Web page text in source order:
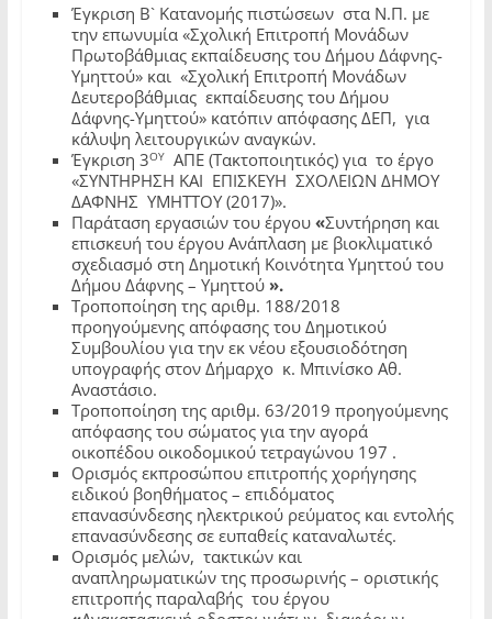
Έγκριση Β` Κατανομής πιστώσεων στα Ν.Π. με
την επωνυμία «Σχολική Επιτροπή Μονάδων
Πρωτοβάθμιας εκπαίδευσης του Δήμου Δάφνης-
Υμηττού» και «Σχολική Επιτροπή Μονάδων
Δευτεροβάθμιας εκπαίδευσης του Δήμου
Δάφνης-Υμηττού» κατόπιν απόφασης ΔΕΠ, για
κάλυψη λειτουργικών αναγκών.
Έγκριση 3ΟΥΑΠΕ (Τακτοποιητικός) για το έργο
«ΣΥΝΤΗΡΗΣΗ ΚΑΙ ΕΠΙΣΚΕΥΗ ΣΧΟΛΕΙΩΝ ΔΗΜΟΥ
ΔΑΦΝΗΣ ΥΜΗΤΤΟΥ (2017)».
Παράταση εργασιών του έργου «Συντήρηση και
επισκευή του έργου Ανάπλαση με βιοκλιματικό
σχεδιασμό στη Δημοτική Κοινότητα Υμηττού του
Δήμου Δάφνης – Υμηττού ».
Τροποποίηση της αριθμ. 188/2018
προηγούμενης απόφασης του Δημοτικού
Συμβουλίου για την εκ νέου εξουσιοδότηση
υπογραφής στον Δήμαρχο κ. Μπινίσκο Αθ.
Αναστάσιο.
Τροποποίηση της αριθμ. 63/2019 προηγούμενης
απόφασης του σώματος για την αγορά
οικοπέδου οικοδομικού τετραγώνου 197 .
Ορισμός εκπροσώπου επιτροπής χορήγησης
ειδικού βοηθήματος – επιδόματος
επανασύνδεσης ηλεκτρικού ρεύματος και εντολής
επανασύνδεσης σε ευπαθείς καταναλωτές.
Oρισμός μελών, τακτικών και
αναπληρωματικών της προσωρινής – οριστικής
επιτροπής παραλαβής του έργου